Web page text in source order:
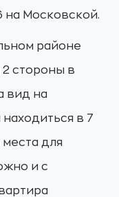
на Московской.
районе
2 стороны в
вид на
в 7
для
и с